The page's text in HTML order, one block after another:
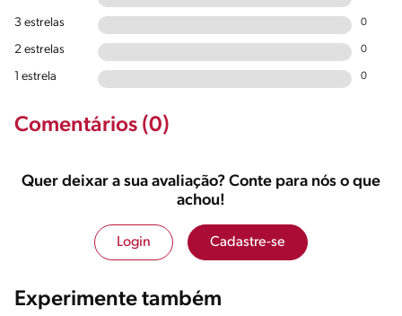
3 estrelas 0
2 estrelas 0
1 estrela 0
Comentários (0)
Quer deixar a sua avaliação? Conte para nós o que
achou!
Login Cadastre-se
Experimente também